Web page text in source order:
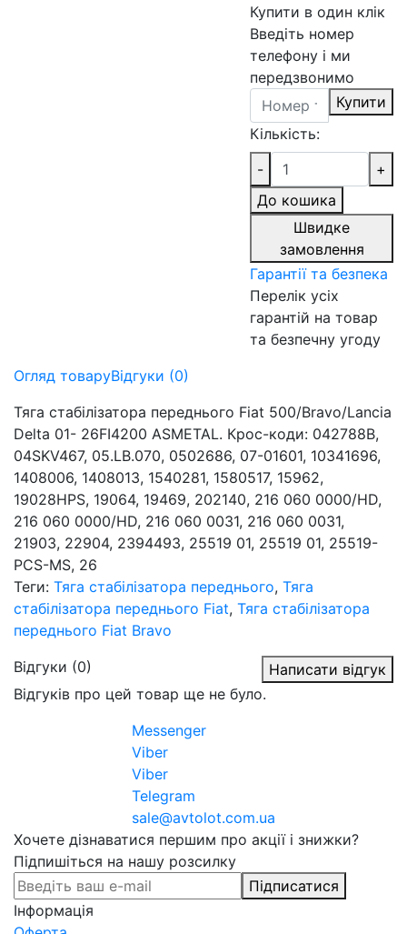
Купити в один клік
Введіть номер
телефону і ми
передзвонимо
Купити
Кількість:
-
+
До кошика
Швидке
замовлення
Гарантії та безпека
Перелік усіх
гарантій на товар
та безпечну угоду
Огляд товаруВідгуки (0)
Тяга стабілізатора переднього Fiat 500/Bravo/Lancia
Delta 01- 26FI4200 ASMETAL. Крос-коди: 042788B,
04SKV467, 05.LB.070, 0502686, 07-01601, 10341696,
1408006, 1408013, 1540281, 1580517, 15962,
19028HPS, 19064, 19469, 202140, 216 060 0000/HD,
216 060 0000/HD, 216 060 0031, 216 060 0031,
21903, 22904, 2394493, 25519 01, 25519 01, 25519-
PCS-MS, 26
Теги: Тяга стабілізатора переднього, Тяга
стабілізатора переднього Fiat, Тяга стабілізатора
переднього Fiat Bravo
Відгуки (0)
Написати відгук
Відгуків про цей товар ще не було.
Messenger
Viber
Viber
Telegram
sale@avtolot.com.ua
Хочете дізнаватися першим про акції і знижки?
Підпишіться на нашу розсилку
Підписатися
Інформація